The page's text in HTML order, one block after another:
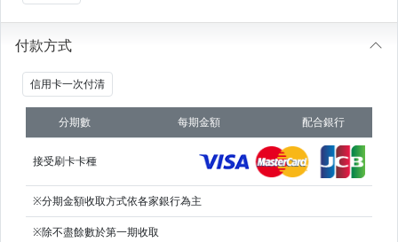
付款方式
信用卡一次付清
分期數 每期金額 配合銀行
接受刷卡卡種
※分期金額收取方式依各家銀行為主
※除不盡餘數於第一期收取